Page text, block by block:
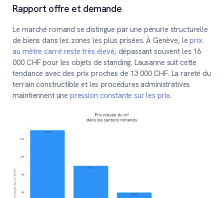
Rapport offre et demande
Le marché romand se distingue par une pénurie structurelle
de biens dans les zones les plus prisées. À Genève, leprix
au mètre carré reste très élevé, dépassant souvent les 16
000 CHF pour les objets de standing. Lausanne suit cette
tendance avec des prix proches de 13 000 CHF. La rareté du
terrain constructible et les procédures administratives
maintiennent une pression constante sur les prix.